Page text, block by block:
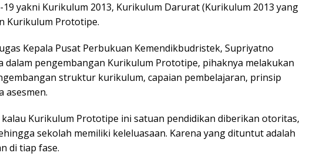
19 yakni Kurikulum 2013, Kurikulum Darurat (Kurikulum 2013 yang
Kurikulum Prototipe.
Kepala Pusat Perbukuan Kemendikbudristek, Supriyatno
dalam pengembangan Kurikulum Prototipe, pihaknya melakukan
struktur kurikulum, capaian pembelajaran, prinsip
asesmen.
Kurikulum Prototipe ini satuan pendidikan diberikan otoritas,
sekolah memiliki keleluasaan. Karena yang dituntut adalah
di tiap fase.